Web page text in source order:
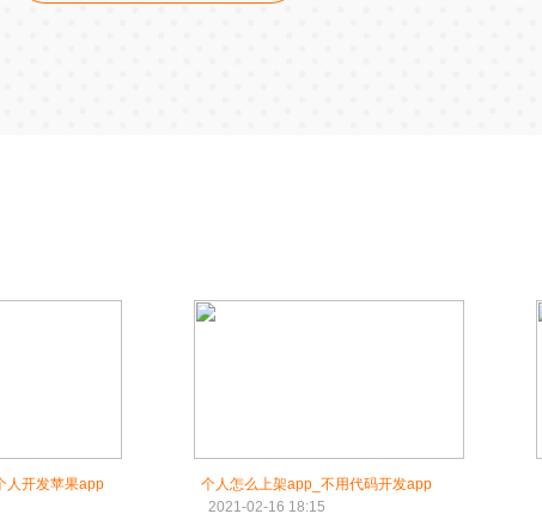
人开发苹果app
个人怎么上架app_不用代码开发app
2021-02-16 18:15